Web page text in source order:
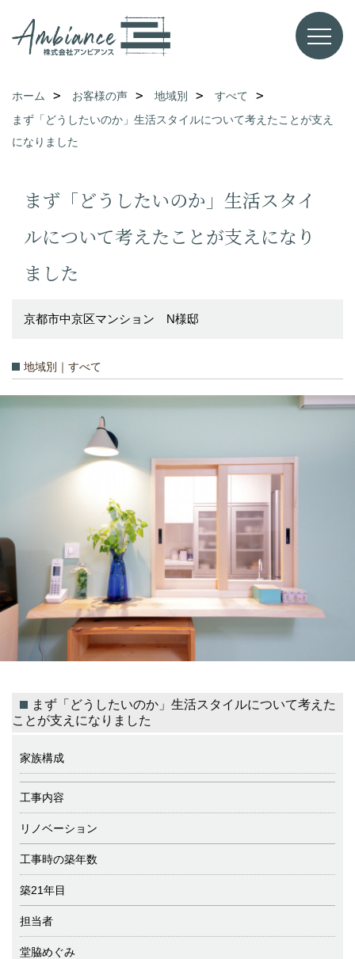
ホーム お客様の声 地域別
すべて
まず「どうしたいのか」生活スタイルについて考えたことが支え
になりました
まず「どうしたいのか」生活スタイ
ルについて考えたことが支えになり
ました
京都市中京区マンション N様邸
地域別｜すべて
まず「どうしたいのか」生活スタイルについて考えた
ことが支えになりました
家族構成
工事内容
リノベーション
工事時の築年数
築21年目
担当者
堂脇めぐみ